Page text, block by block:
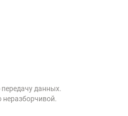
данных.
неразборчивой.